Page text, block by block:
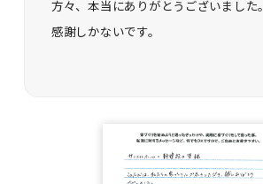
方々、本当にありがとうございました。
感謝しかないです。